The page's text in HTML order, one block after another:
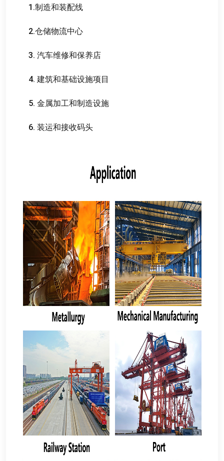
1.制造和装配线
2.仓储物流中心
3. 汽车维修和保养店
4. 建筑和基础设施项目
5. 金属加工和制造设施
6. 装运和接收码头